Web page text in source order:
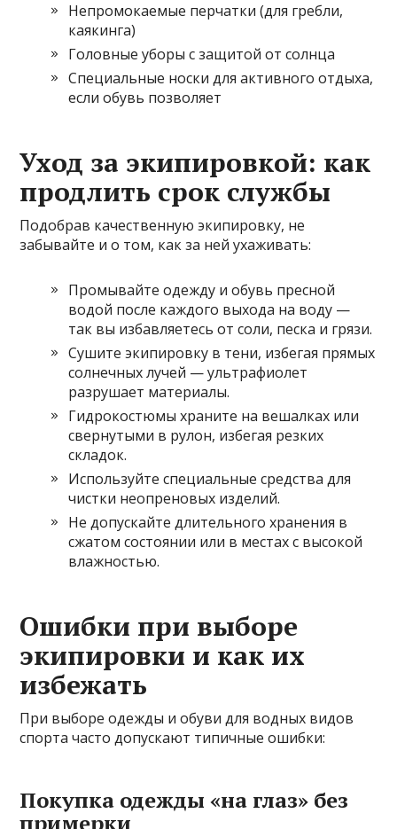
Непромокаемые перчатки (для гребли,
каякинга)
Головные уборы с защитой от солнца
Специальные носки для активного отдыха,
если обувь позволяет
Уход за экипировкой: как
продлить срок службы
Подобрав качественную экипировку, не
забывайте и о том, как за ней ухаживать:
Промывайте одежду и обувь пресной
водой после каждого выхода на воду —
так вы избавляетесь от соли, песка и грязи.
Сушите экипировку в тени, избегая прямых
солнечных лучей — ультрафиолет
разрушает материалы.
Гидрокостюмы храните на вешалках или
свернутыми в рулон, избегая резких
складок.
Используйте специальные средства для
чистки неопреновых изделий.
Не допускайте длительного хранения в
сжатом состоянии или в местах с высокой
влажностью.
Ошибки при выборе
экипировки и как их
избежать
При выборе одежды и обуви для водных видов
спорта часто допускают типичные ошибки:
Покупка одежды «на глаз» без
примерки